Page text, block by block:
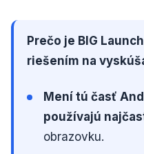
Prečo je BIG
riešením na
Mení tú časť
používajú
obrazovku.